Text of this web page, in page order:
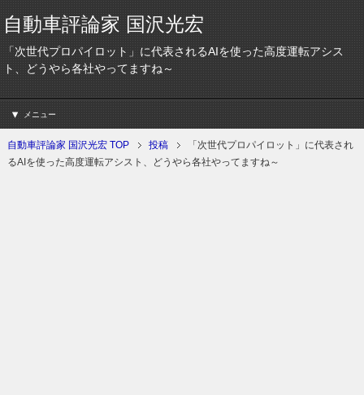
自動車評論家 国沢光宏
「次世代プロパイロット」に代表されるAIを使った高度運転アシス
ト、どうやら各社やってますね～
メニュー
自動車評論家 国沢光宏 TOP 投稿
「次世代プロパイロット」に代表され
るAIを使った高度運転アシスト、どうやら各社やってますね～